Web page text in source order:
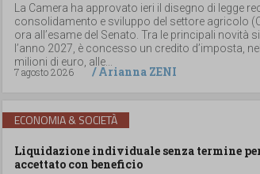
La Camera ha approvato ieri il disegno di legge
consolidamento e sviluppo del settore agricolo
ora all’esame del Senato. Tra le principali novità
l’anno 2027, è concesso un credito d’imposta,
milioni di euro, alle...
7 agosto 2026
/Arianna ZENI
ECONOMIA & SOCIETÀ
Liquidazione individuale senza termine per
accettato con beneficio